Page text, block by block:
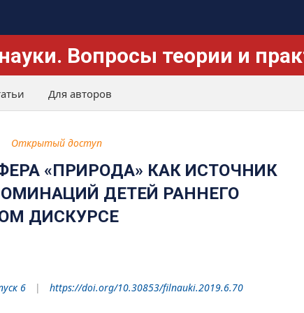
Вопросы теории и
Для авторов
Открытый доступ
«ПРИРОДА» КАК ИСТОЧНИК
ДЕТЕЙ РАННЕГО
ДИСКУРСЕ
6 https://doi.org/10.30853/filnauki.2019.6.70